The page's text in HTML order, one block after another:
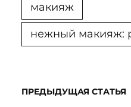
макияж
нежный макияж:
ПРЕДЫДУЩАЯ СТАТЬЯ